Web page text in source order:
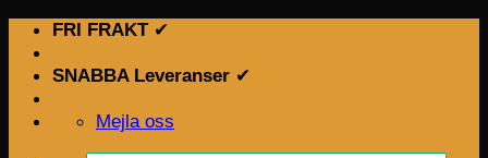
Skip
content
FRI FRAKT✔
SNABBA Leveranser ✔
Mejla oss